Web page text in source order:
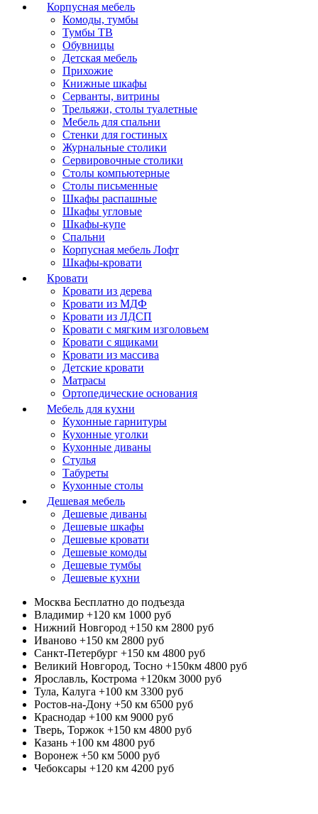
Корпусная мебель
Комоды, тумбы
Тумбы ТВ
Обувницы
Детская мебель
Прихожие
Книжные шкафы
Серванты, витрины
Трельяжи, столы туалетные
Мебель для спальни
Стенки для гостиных
Журнальные столики
Сервировочные столики
Столы компьютерные
Столы письменные
Шкафы распашные
Шкафы угловые
Шкафы-купе
Спальни
Корпусная мебель Лофт
Шкафы-кровати
Кровати
Кровати из дерева
Кровати из МДФ
Кровати из ЛДСП
Кровати с мягким изголовьем
Кровати с ящиками
Кровати из массива
Детские кровати
Матрасы
Ортопедические основания
Мебель для кухни
Кухонные гарнитуры
Кухонные уголки
Кухонные диваны
Стулья
Табуреты
Кухонные столы
Дешевая мебель
Дешевые диваны
Дешевые шкафы
Дешевые кровати
Дешевые комоды
Дешевые тумбы
Дешевые кухни
Москва Бесплатно до подъезда
Владимир +120 км 1000 руб
Нижний Новгород +150 км 2800 руб
Иваново +150 км 2800 руб
Санкт-Петербург +150 км 4800 руб
Великий Новгород, Тосно +150км 4800 руб
Ярославль, Кострома +120км 3000 руб
Тула, Калуга +100 км 3300 руб
Ростов-на-Дону +50 км 6500 руб
Краснодар +100 км 9000 руб
Тверь, Торжок +150 км 4800 руб
Казань +100 км 4800 руб
Воронеж +50 км 5000 руб
Чебоксары +120 км 4200 руб